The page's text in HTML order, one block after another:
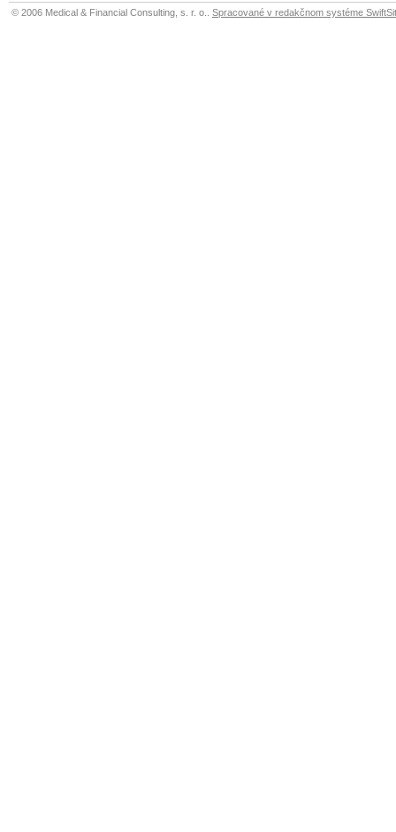
© 2006 Medical & Financial Consulting, s. r. o.. Spracované v redakčnom systéme